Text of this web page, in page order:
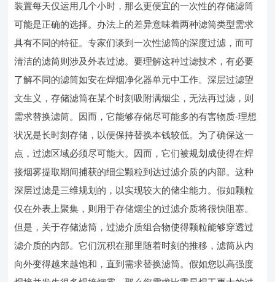
装置每天仅运用几个小时，那么更便宜的一次性的存储滤筒
可能是正确的选择。办法上的差异意味着两种滤筒类型需求
具有不同的特征。专家们谈到一次性滤筒的深度过滤，而可
清洁的滤筒则涉及外表过滤。要理解这种过滤技术，有必要
了解不同的滤筒如安在焊烟净化器单元中工作。深层过滤望
文生义，存储滤筒在某个时刻吸附满烟尘，无法再过滤，则
需求替换滤筒。因而，它能够存储尽可能多的有害物质-理想
状况是长时刻存储，以便保持替换本钱较低。为了确保这一
点，过滤区域必须尽可能大。因而，它们被规划成使得在焊
接烟雾提取期间捕获的细尘颗粒到达过滤介质的内部。这种
深层过滤是三维规划的，以实现较大的储尘能力。假如颗粒
仅在外表上聚集，则用于存储烟尘的过滤介质将很快阻塞。
但是，关于存储滤筒，过滤介质组合物使得颗粒能够穿透过
滤介质的内部。它们沉积在那里随着时刻的推移，滤筒从内
向外变得越来越饱和，直到需求替换滤筒。假如您以高强度